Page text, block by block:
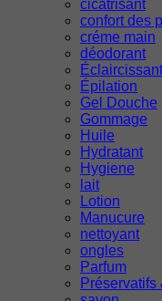
cicatrisant
confort des
créme main
déodorant
Éclaircissant
Épilation
Gel Douche
Gommage
Huile
Hydratant
Hygiene
lait
Lotion
Manucure
nettoyant
ongles
Parfum
Préservatifs